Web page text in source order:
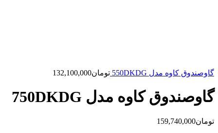
گاوصندوق کاوه مدل 550DKDG تومان132,100,000
گاوصندوق کاوه مدل 750DKDG
تومان159,740,000